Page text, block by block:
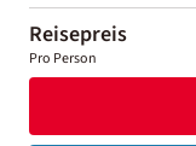
Reisepreis
Pro Person